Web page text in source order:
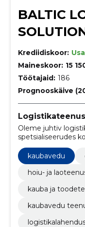
BALTIC
Krediidiskoor:
Maineskoor: 15
Töötajaid: 186
Prognooskäive
Oleme juhtiv
spetsialiseerudes
aktsiisikaupadele.
kaubavedu
hoiu- ja
kauba ja
kaubavedu